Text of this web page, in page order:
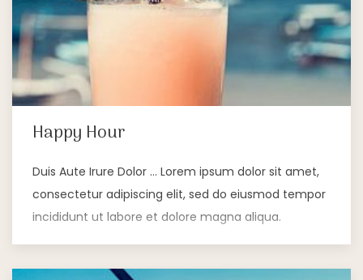
Happy Hour
Duis Aute Irure Dolor … Lorem ipsum dolor sit amet,
consectetur adipiscing elit, sed do eiusmod tempor
incididunt ut labore et dolore magna aliqua.